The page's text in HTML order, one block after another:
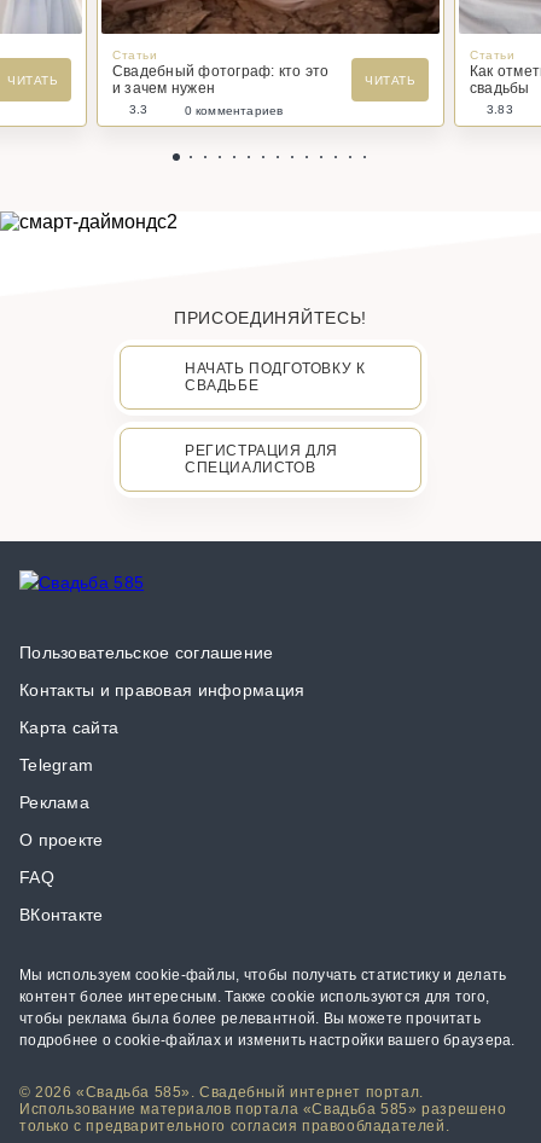
ЧИТАТЬ
Статьи
Свадебный фотограф: кто это
и зачем нужен
ЧИТАТЬ
3.3 0 комментариев
Статьи
Как
свадьбы
3.83
ПРИСОЕДИНЯЙТЕСЬ!
НАЧАТЬ ПОДГОТОВКУ К
СВАДЬБЕ
РЕГИСТРАЦИЯ ДЛЯ
СПЕЦИАЛИСТОВ
Пользовательское соглашение
Контакты и правовая информация
Карта сайта
Telegram
Реклама
О проекте
FAQ
ВКонтакте
Мы используем cookie-файлы, чтобы получать статистику и делать
контент более интересным. Также cookie используются для того,
чтобы реклама была более релевантной. Вы можете прочитать
подробнее о cookie-файлах и изменить настройки вашего браузера.
© 2026 «Свадьба 585». Свадебный интернет портал.
Использование материалов портала «Свадьба 585» разрешено
только с предварительного согласия правообладателей.